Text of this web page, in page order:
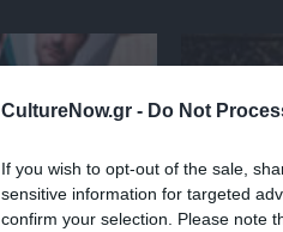
CultureNow.gr - Do Not
If you wish to opt-out of the sale,
sensitive information for targeted
confirm your selection. Please note